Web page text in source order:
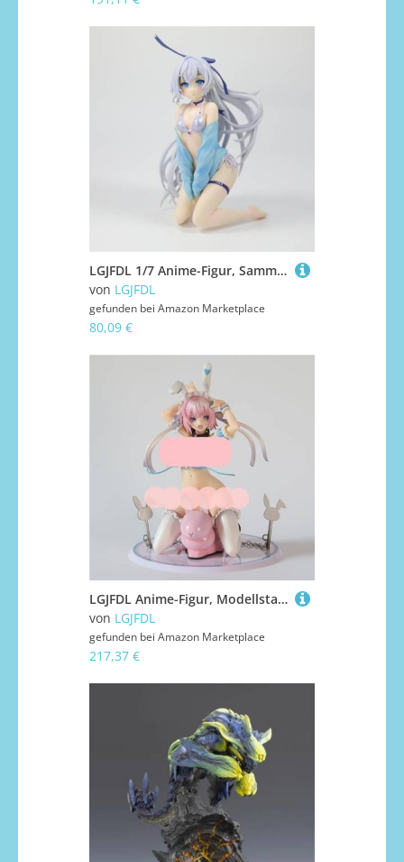
LGJFDL 1/7 Anime-Figur, Sammlermodell, Statue, Spielzeug, Themenparty, Zubehör, Dessert-Dekorationen für Erwachsene, Geschenk, Themenpuppe, 15,7 cm
von LGJFDL
gefunden bei Amazon Marketplace
80,09 €
LGJFDL Anime-Figur, Modellstatue, Spielzeug, Themenparty-Dekorationen für Erwachsene, Geschenk, Themenpuppe, 19,5 cm
von LGJFDL
gefunden bei Amazon Marketplace
217,37 €